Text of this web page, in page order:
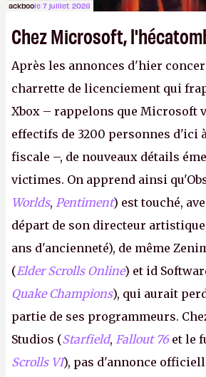
ackboole 7 juillet 2026
Chez Microsoft,
Après les annonces d'hier
charrette de licenciement qui
Xbox – rappelons que Microsoft
effectifs de 3200 personnes d'ici
fiscale –, de nouveaux détails
victimes. On apprend ainsi
Worlds, Pentiment) est touché,
départ de son directeur
ans d'ancienneté), de même
(Elder Scrolls Online) et id
Quake Champions), qui aurait
partie de ses programmeurs.
Studios (Starfield, Fallout 76 et le
Scrolls VI), pas d'annonce